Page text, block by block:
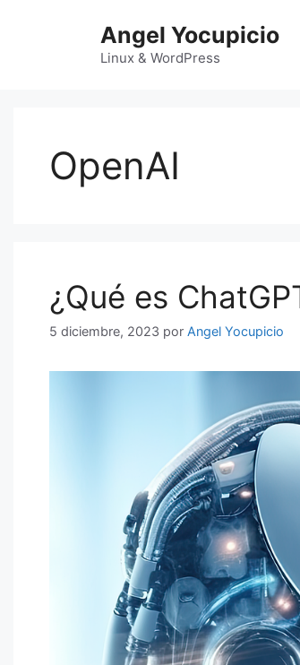
Angel Yocupicio
Linux & WordPress
OpenAI
¿Qué es
5 diciembre, 2023 por Angel Yocupicio